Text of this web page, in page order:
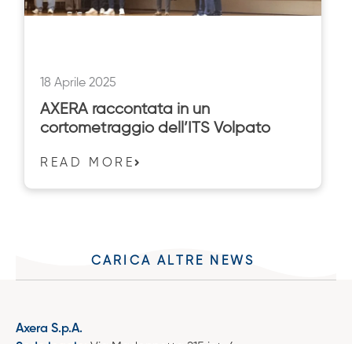
18 Aprile 2025
AXERA raccontata in un
cortometraggio dell’ITS Volpato
READ MORE
CARICA ALTRE NEWS
Axera S.p.A.